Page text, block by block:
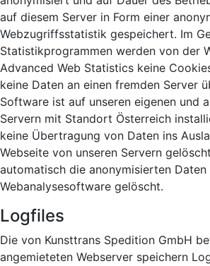
auf diesem Server in Form einer
Webzugriffsstatistik gespeichert. Im
Statistikprogrammen werden von der
Advanced Web Statistics keine
keine Daten an einen fremden Server
Software ist auf unseren eigenen und
Servern mit Standort Österreich
keine Übertragung von Daten ins
Webseite von unseren Servern
automatisch die anonymisierten Daten
Webanalysesoftware gelöscht.
Logfiles
Die von Kunsttrans Spedition GmbH
angemieteten Webserver speichern